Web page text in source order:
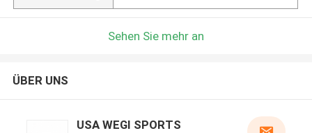
Sehen Sie mehr an
ÜBER UNS
USA WEGI SPORTS